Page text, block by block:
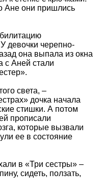
Ане они пришлись
девочки черепно-
она выпала из окна
с Аней стали
света, –
дочка начала
стишки. А потом
прописали
которые вызвали
ее в состояние
в «Три сестры» –
сидеть, ползать,